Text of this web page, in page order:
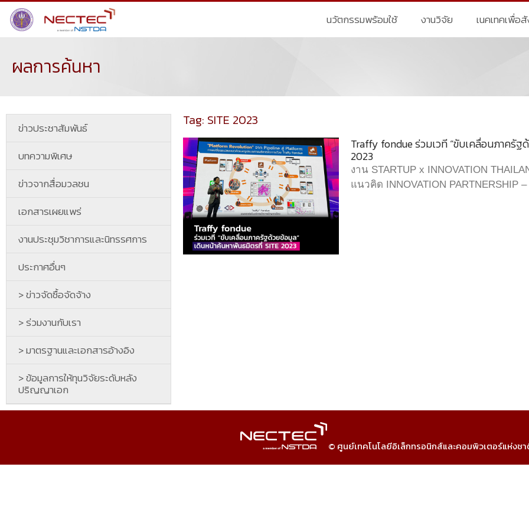
นวัตกรรมพร้อมใช้ งานวิจัย เนคเทคเพื่อ
ผลการค้นหา
ข่าวประชาสัมพันธ์
บทความพิเศษ
ข่าวจากสื่อมวลชน
เอกสารเผยแพร่
งานประชุมวิชาการและนิทรรศการ
ประกาศอื่นๆ
> ข่าวจัดซื้อจัดจ้าง
> ร่วมงานกับเรา
> มาตรฐานและเอกสารอ้างอิง
> ข้อมูลการให้ทุนวิจัยระดับหลัง
ปริญญาเอก
Tag: SITE 2023
Traffy fondue ร่วมเวที “ขับเคลื่อนภาครั
2023
งาน STARTUP x INNOVATION
แนวคิด INNOVATION PARTNERSHIP
© ศูนย์เทคโนโลยีอิเล็กทรอนิกส์และคอมพิวเตอร์แห่งชา